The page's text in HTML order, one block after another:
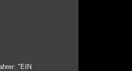
"EIN